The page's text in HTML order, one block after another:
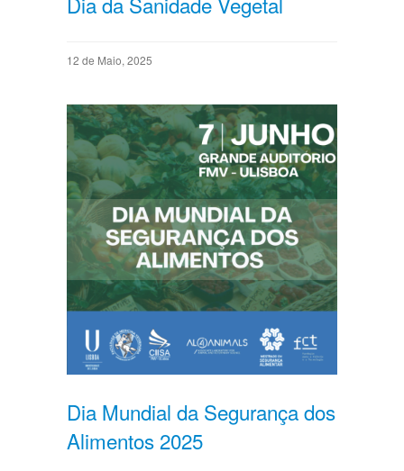
12 de Maio, 2025
Dia Mundial da Segurança dos
Alimentos 2025